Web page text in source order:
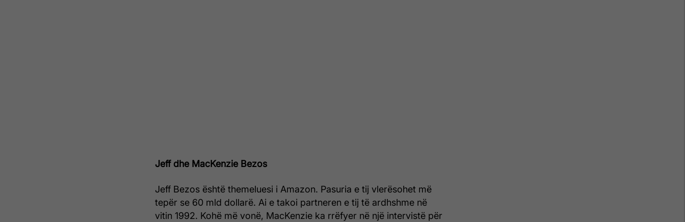
Jeff dhe MacKenzie Bezos
Jeff Bezos është themeluesi i Amazon. Pasuria e tij vlerësohet më
tepër se 60 mld dollarë. Ai e takoi partneren e tij të ardhshme në
vitin 1992. Kohë më vonë, MacKenzie ka rrëfyer në një intervistë për